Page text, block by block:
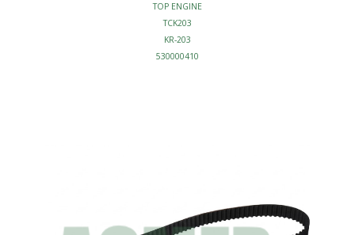
TOP ENGINE
TCK203
KR-203
530000410